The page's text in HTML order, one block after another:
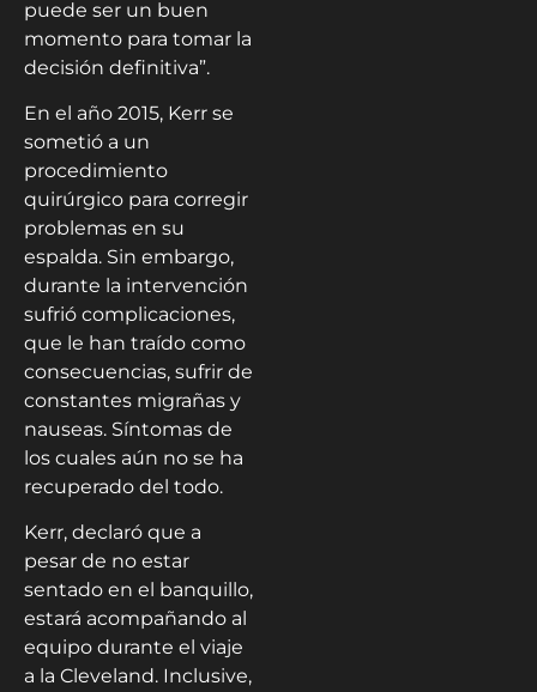
puede ser un buen
momento para tomar la
decisión definitiva”.
En el año 2015, Kerr se
sometió a un
procedimiento
quirúrgico para corregir
problemas en su
espalda. Sin embargo,
durante la intervención
sufrió complicaciones,
que le han traído como
consecuencias, sufrir de
constantes migrañas y
nauseas. Síntomas de
los cuales aún no se ha
recuperado del todo.
Kerr, declaró que a
pesar de no estar
sentado en el banquillo,
estará acompañando al
equipo durante el viaje
a la Cleveland. Inclusive,